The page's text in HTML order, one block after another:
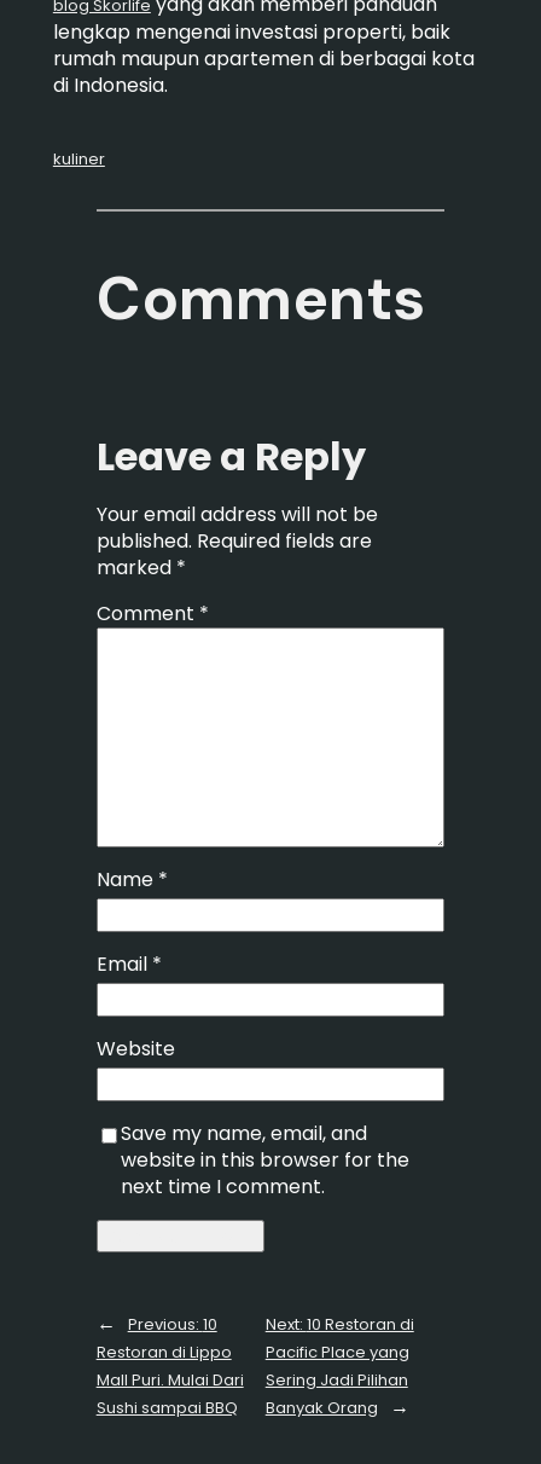
blog Skorlife
lengkap mengenai investasi properti, baik
rumah maupun apartemen di berbagai kota
di Indonesia.
kuliner
Comments
Leave a Reply
Your email address will not be
published. Required fields are
marked *
Comment *
Name *
Email *
Website
Save my name, email, and
website in this browser for the
next time I comment.
← Previous: 10
Restoran di Lippo
Mall Puri. Mulai Dari
Sushi sampai BBQ
Next: 10 Restoran di
Pacific Place yang
Sering Jadi Pilihan
Banyak Orang
→